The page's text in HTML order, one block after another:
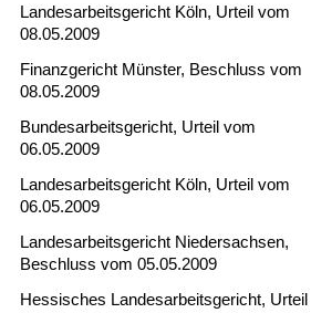
Landesarbeitsgericht Köln, Urteil vom
08.05.2009
Finanzgericht Münster, Beschluss vom
08.05.2009
Bundesarbeitsgericht, Urteil vom
06.05.2009
Landesarbeitsgericht Köln, Urteil vom
06.05.2009
Landesarbeitsgericht Niedersachsen,
Beschluss vom 05.05.2009
Hessisches Landesarbeitsgericht, Urteil